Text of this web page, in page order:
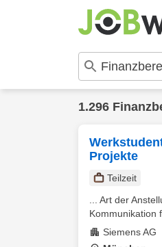
1.296
Projekte
Teilzeit
... Art der
Kommunikation
Siemens AG